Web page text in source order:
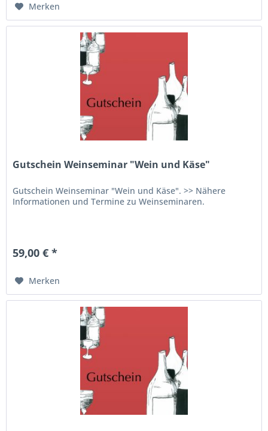
Merken
Gutschein Weinseminar "Wein und Käse"
Gutschein Weinseminar "Wein und Käse". >> Nähere
Informationen und Termine zu Weinseminaren.
59,00 € *
Merken